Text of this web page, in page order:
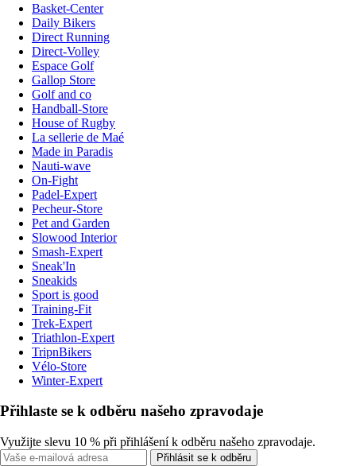
Basket-Center
Daily Bikers
Direct Running
Direct-Volley
Espace Golf
Gallop Store
Golf and co
Handball-Store
House of Rugby
La sellerie de Maé
Made in Paradis
Nauti-wave
On-Fight
Padel-Expert
Pecheur-Store
Pet and Garden
Slowood Interior
Smash-Expert
Sneak'In
Sneakids
Sport is good
Training-Fit
Trek-Expert
Triathlon-Expert
TripnBikers
Vélo-Store
Winter-Expert
Přihlaste se k odběru našeho zpravodaje
Využijte slevu 10 % při přihlášení k odběru našeho zpravodaje.
Přihlásit se k odběru